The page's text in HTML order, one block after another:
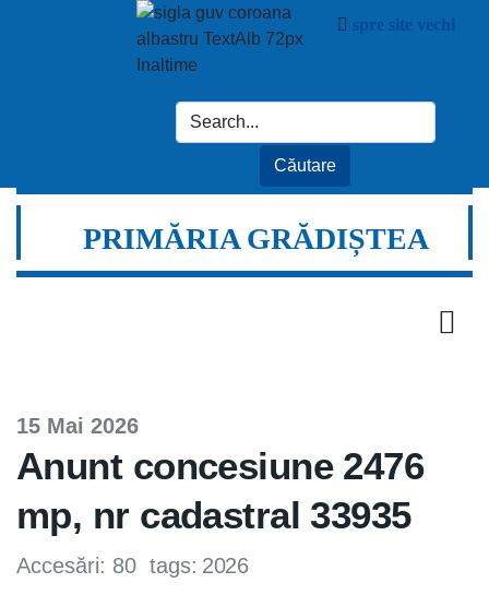
spre site vechi
PRIMĂRIA GRĂDIȘTEA
Anunt concesiune 2476
mp, nr cadastral 33935
15 Mai 2026
Accesări: 80 tags: 2026